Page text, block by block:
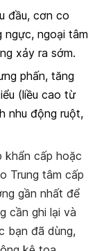
đầu, cơn co
ngực, ngoại tâm
xảy ra sớm.
phấn, tăng
(liều cao từ
nhu động ruột,
cấp hoặc
Trung tâm cấp
gần nhất để
cần ghi lại và
bạn đã dùng,